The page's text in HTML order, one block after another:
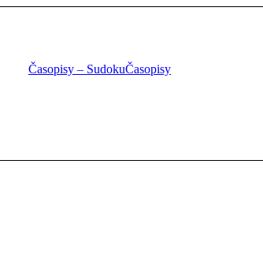
Časopisy
Časopisy – Sudoku